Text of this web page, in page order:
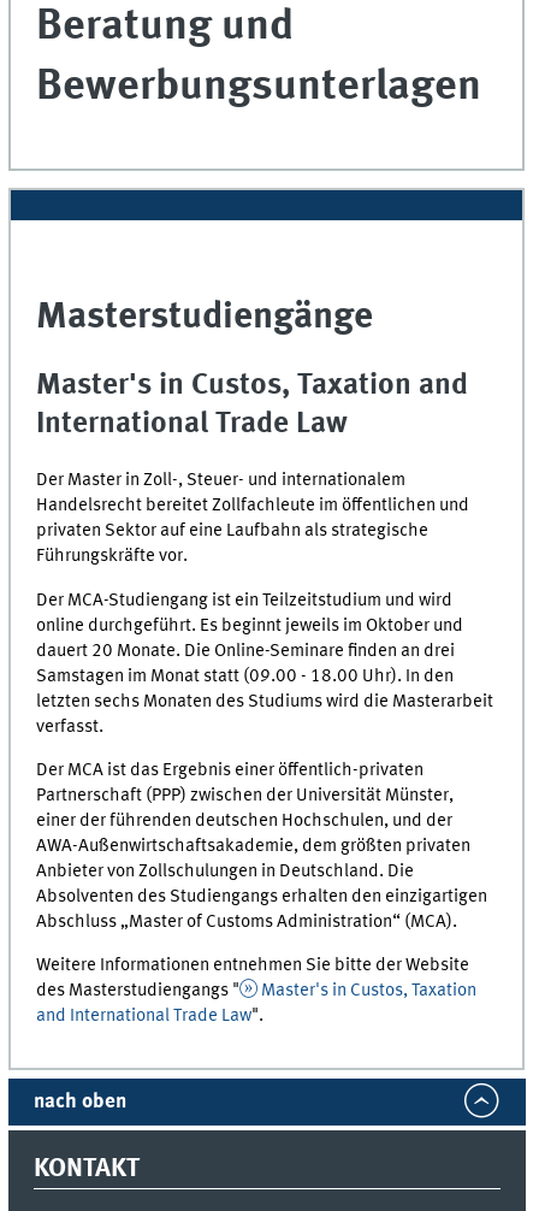
Beratung und
Bewerbungsunterlagen
Masterstudiengänge
Master's in Custos, Taxation and
International Trade Law
Der Master in Zoll-, Steuer- und internationalem
Handelsrecht bereitet Zollfachleute im öffentlichen und
privaten Sektor auf eine Laufbahn als strategische
Führungskräfte vor.
Der MCA-Studiengang ist ein Teilzeitstudium und wird
online durchgeführt. Es beginnt jeweils im Oktober und
dauert 20 Monate. Die Online-Seminare finden an drei
Samstagen im Monat statt (09.00 - 18.00 Uhr). In den
letzten sechs Monaten des Studiums wird die Masterarbeit
verfasst.
Der MCA ist das Ergebnis einer öffentlich-privaten
Partnerschaft (PPP) zwischen der Universität Münster,
einer der führenden deutschen Hochschulen, und der
AWA-Außenwirtschaftsakademie, dem größten privaten
Anbieter von Zollschulungen in Deutschland. Die
Absolventen des Studiengangs erhalten den einzigartigen
Abschluss „Master of Customs Administration“ (MCA).
Weitere Informationen entnehmen Sie bitte der Website
des Masterstudiengangs "
Master's in Custos, Taxation
and International Trade Law".
nach oben
KONTAKT